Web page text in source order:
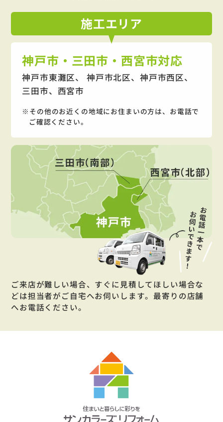
施工エリア
神戸市・三田市・西宮市対応
神戸市東灘区、 神戸市北区、神戸市西区、
三田市、西宮市
その他のお近くの地域にお住まいの方は、お電話で
ご確認ください。
ご来店が難しい場合、すぐに見積してほしい場合な
どは担当者がご自宅へお伺いします。最寄りの店舗
へお電話ください。